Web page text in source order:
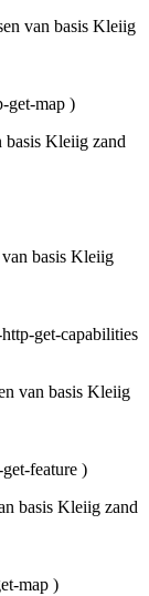
van basis Kleiig
get-map )
Kleiig zand
basis Kleiig
get-capabilities
van basis Kleiig
feature )
basis Kleiig zand
map )